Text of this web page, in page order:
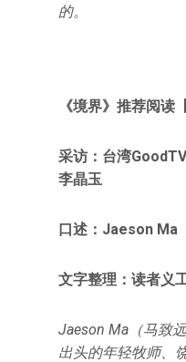
的。
《境界》推荐阅读
采访：台湾
李晶玉
口述：Jaeson Ma
文字整理：读者义
Jaeson Ma（马致
出头的年轻牧师、